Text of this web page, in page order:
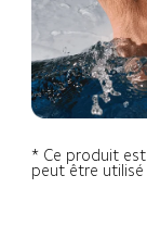
* Ce produit
peut être utilisé